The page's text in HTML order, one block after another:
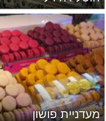
מעדניית פושון